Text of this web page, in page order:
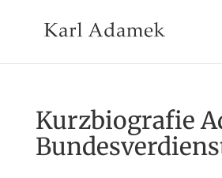
Kurzbiografie